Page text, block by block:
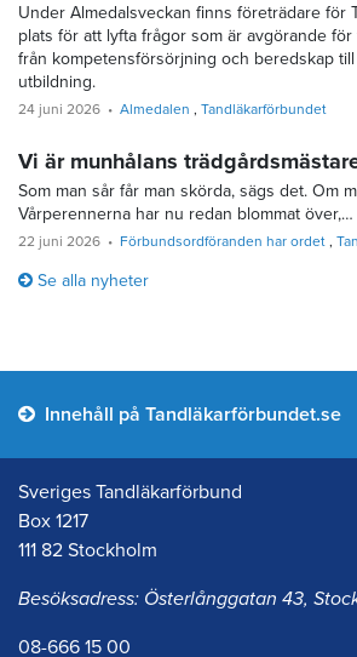
Under Almedalsveckan finns företrädare för
plats för att lyfta frågor som är avgörande
från kompetensförsörjning och beredskap
utbildning.
24 juni 2026 Almedalen Tandläkarförbundet
Vi är munhålans
Som man sår får man skörda, sägs det. Om
Vårperennerna har nu redan blommat över,…
22 juni 2026 Förbundsordföranden har ordet
Se alla nyheter
Innehåll på Tandläkarförbundet.se
Sveriges Tandläkarförbund
Box 1217
111 82 Stockholm
Besöksadress: Österlånggatan 43,
08-666 15 00